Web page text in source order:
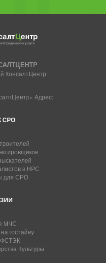
КонсалтЦентр
Адрес:
СРО
в НРС
для СРО
МЧС
гостайну
ФСТЭК
Культуры